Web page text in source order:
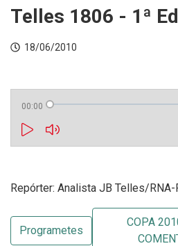
SERVIÇOS
INTEGRIDADE
Telles 1806 - 1ª
18/06/2010
00:00
Repórter: Analista JB Telles/RNA-
Programetes
COPA